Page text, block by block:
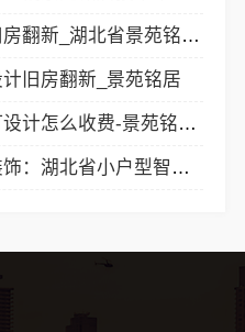
居建筑装饰有限公司适老化改造方案
旧房翻新_景苑铭居
收费-景苑铭居一口价透明报
户型智能家居出租房装修攻略